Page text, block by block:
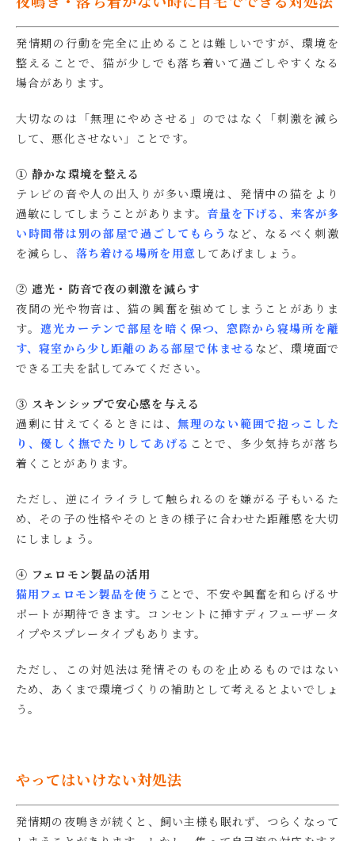
発情期の行動を完全に止めることは難しいですが、環境を
整えることで、猫が少しでも落ち着いて過ごしやすくなる
場合があります。
大切なのは「無理にやめさせる」のではなく「刺激を減ら
して、悪化させない」ことです。
① 静かな環境を整える
テレビの音や人の出入りが多い環境は、発情中の猫をより
過敏にしてしまうことがあります。 音量を下げる、来客が多
い時間帯は別の部屋で過ごしてもらう など、なるべく刺激
を減らし、 落ち着ける場所を用意 してあげましょう。
② 遮光・防音で夜の刺激を減らす
夜間の光や物音は、猫の興奮を強めてしまうことがありま
す。 遮光カーテンで部屋を暗く保つ、窓際から寝場所を離
す、寝室から少し距離のある部屋で休ませる など、環境面で
できる工夫を試してみてください。
③ スキンシップで安心感を与える
過剰に甘えてくるときには、無理のない範囲で抱っこした
り、優しく撫でたりしてあげる ことで、多少気持ちが落ち
着くことがあります。
ただし、逆にイライラして触られるのを嫌がる子もいるた
め、その子の性格やそのときの様子に合わせた距離感を大切
にしましょう。
④ フェロモン製品の活用
猫用フェロモン製品を使う ことで、不安や興奮を和らげるサ
ポートが期待できます。コンセントに挿すディフューザータ
イプやスプレータイプもあります。
ただし、この対処法は発情そのものを止めるものではない
ため、あくまで環境づくりの補助として考えるとよいでしょ
う。
やってはいけない対処法
発情期の夜鳴きが続くと、飼い主様も眠れず、つらくなって